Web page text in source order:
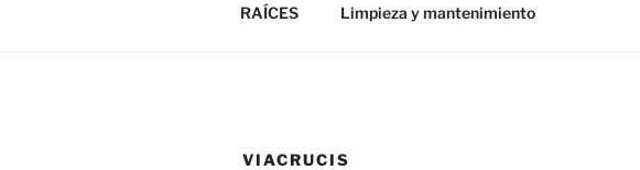
RAÍCES Limpieza y mantenimiento
VIACRUCIS